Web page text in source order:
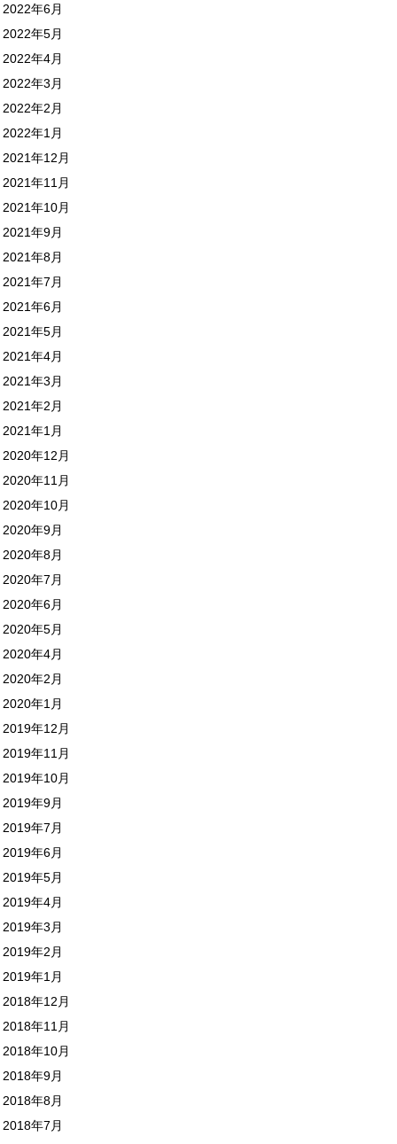
2022年6月
2022年5月
2022年4月
2022年3月
2022年2月
2022年1月
2021年12月
2021年11月
2021年10月
2021年9月
2021年8月
2021年7月
2021年6月
2021年5月
2021年4月
2021年3月
2021年2月
2021年1月
2020年12月
2020年11月
2020年10月
2020年9月
2020年8月
2020年7月
2020年6月
2020年5月
2020年4月
2020年2月
2020年1月
2019年12月
2019年11月
2019年10月
2019年9月
2019年7月
2019年6月
2019年5月
2019年4月
2019年3月
2019年2月
2019年1月
2018年12月
2018年11月
2018年10月
2018年9月
2018年8月
2018年7月